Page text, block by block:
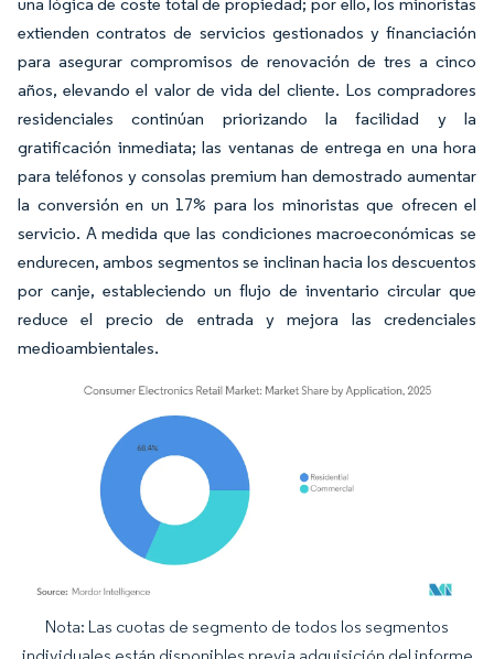
extienden contratos de servicios gestionados y financiación
para asegurar compromisos de renovación de tres a cinco
años, elevando el valor de vida del cliente. Los compradores
residenciales continúan priorizando la facilidad y la
gratificación inmediata; las ventanas de entrega en una hora
para teléfonos y consolas premium han demostrado aumentar
la conversión en un 17% para los minoristas que ofrecen el
servicio. A medida que las condiciones macroeconómicas se
endurecen, ambos segmentos se inclinan hacia los descuentos
por canje, estableciendo un flujo de inventario circular que
reduce el precio de entrada y mejora las credenciales
medioambientales.
Imagen © Mordor Intelligence. El uso requiere atribución según CC BY 4.0.
Nota: Las cuotas de segmento de todos los segmentos
individuales están disponibles previa adquisición del informe